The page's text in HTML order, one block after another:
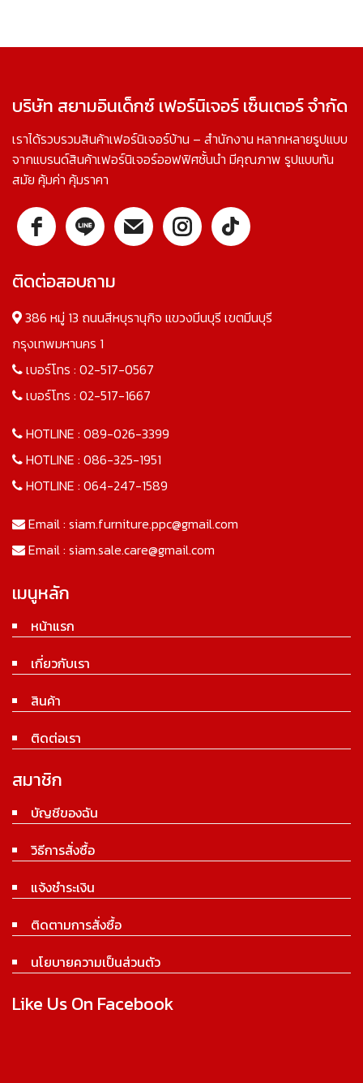
บริษัท สยามอินเด็กซ์ เฟอร์นิเจอร์ เซ็นเตอร์ จำกัด
เราได้รวบรวมสินค้าเฟอร์นิเจอร์บ้าน – สำนักงาน หลากหลายรูปแบบ
จากแบรนด์สินค้าเฟอร์นิเจอร์ออฟฟิศชั้นนำ มีคุณภาพ รูปแบบทัน
สมัย คุ้มค่า คุ้มราคา
ติดต่อสอบถาม
386 หมู่ 13 ถนนสีหบุรานุกิจ แขวงมีนบุรี เขตมีนบุรี
กรุงเทพมหานคร 1
เบอร์โทร : 02-517-0567
เบอร์โทร : 02-517-1667
HOTLINE : 089-026-3399
HOTLINE : 086-325-1951
HOTLINE : 064-247-1589
Email : siam.furniture.ppc@gmail.com
Email : siam.sale.care@gmail.com
เมนูหลัก
หน้าแรก
เกี่ยวกับเรา
สินค้า
ติดต่อเรา
สมาชิก
บัญชีของฉัน
วิธีการสั่งซื้อ
แจ้งชำระเงิน
ติดตามการสั่งซื้อ
นโยบายความเป็นส่วนตัว
Like Us On Facebook